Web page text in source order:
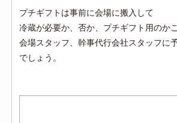
プチギフトは事前に会場に搬入して
冷蔵が必要か、否か、プチギフト用のか
会場スタッフ、幹事代行会社スタッフに
でしょう。